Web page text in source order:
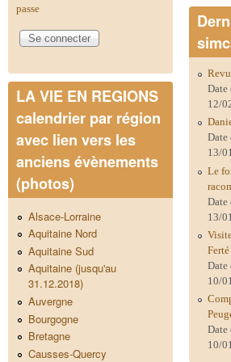
passe
LA VIE EN REGIONS
calendrier par région
avec lien vers les
anciens évènements
(photos)
Alsace-Lorraine
Aquitaine Nord
Aquitaine Sud
Aquitaine (jusqu'au
31.12.2018)
Auvergne
Bourgogne
Bretagne
Causses-Quercy
Date
12/
Date
13/
Le
Date
13/
Date
10/
Date
10/